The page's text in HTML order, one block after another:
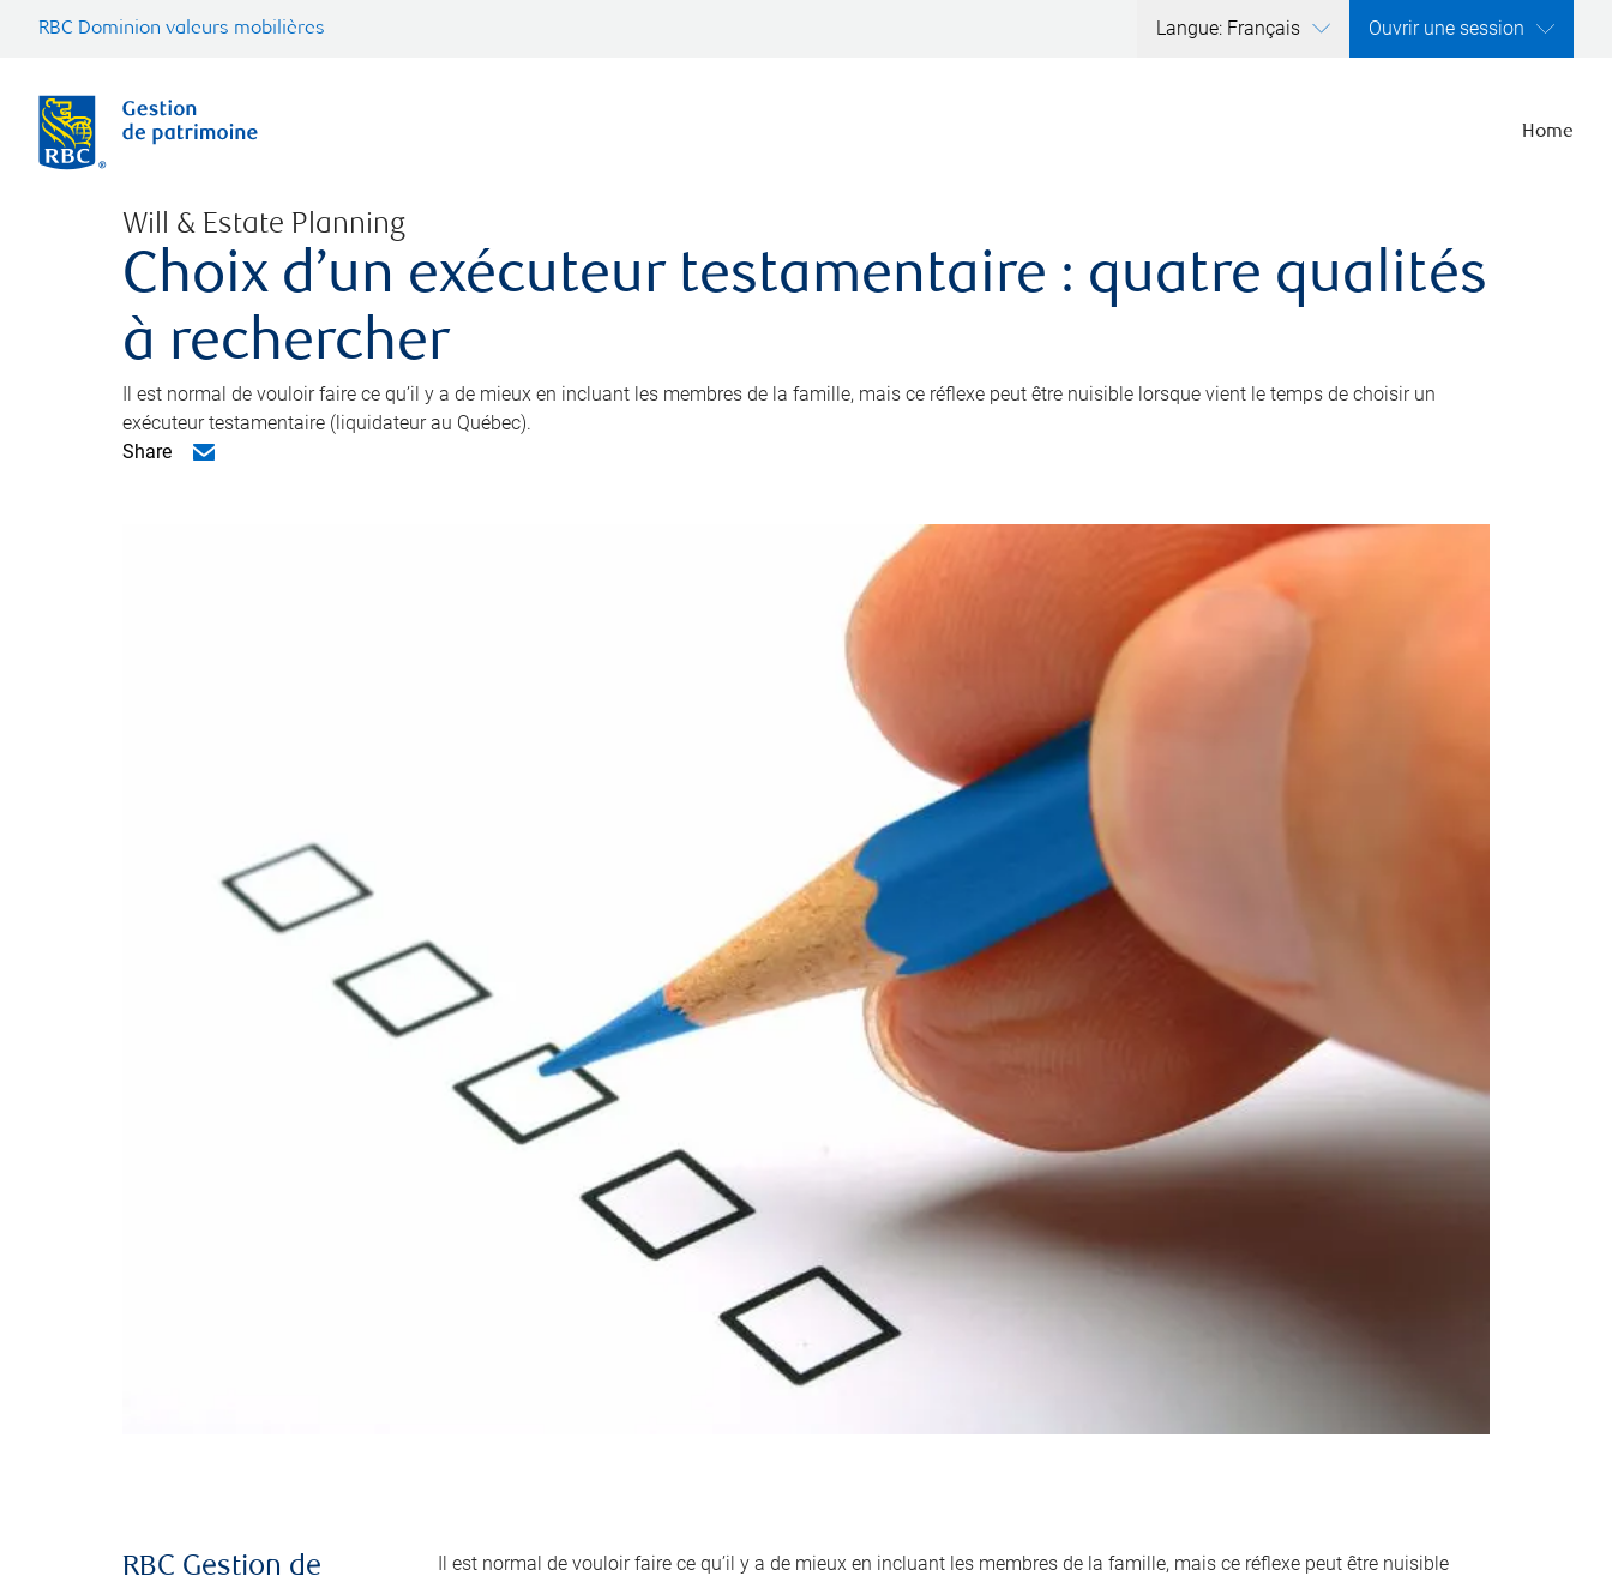
RBC Dominion valeurs mobilières Langue: Français Ouvrir une session
Home
Will & Estate Planning
Choix d’un exécuteur testamentaire : quatre qualités
à rechercher
Il est normal de vouloir faire ce qu’il y a de mieux en incluant les membres de la famille, mais ce réflexe peut être nuisible lorsque vient le temps de choisir un
exécuteur testamentaire (liquidateur au Québec).
Share
RBC Gestion de
Il est normal de vouloir faire ce qu’il y a de mieux en incluant les membres de la famille, mais ce réflexe peut être nuisible